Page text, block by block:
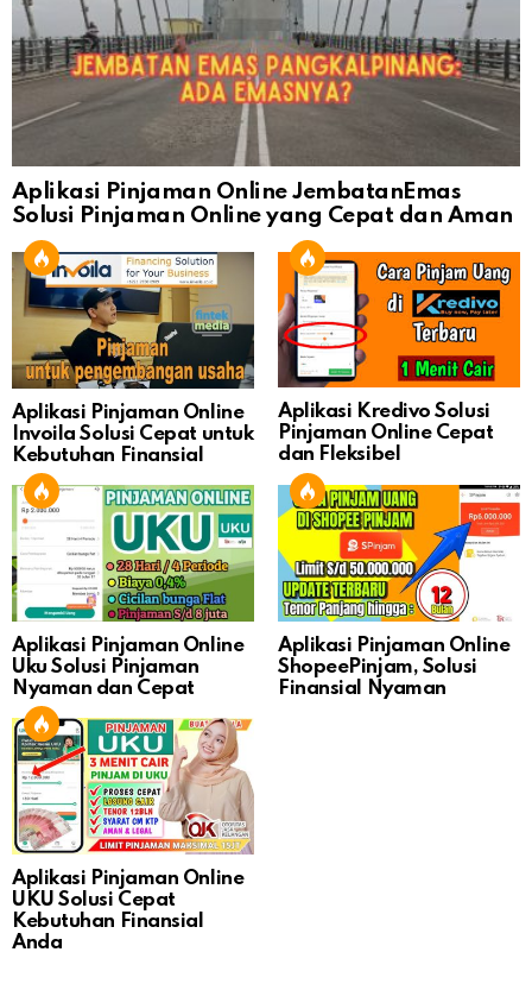
Aplikasi Pinjaman Online JembatanEmas
Solusi Pinjaman Online yang Cepat dan Aman
Aplikasi Pinjaman Online
Invoila Solusi Cepat untuk
Kebutuhan Finansial
Aplikasi Kredivo Solusi
Pinjaman Online Cepat
dan Fleksibel
Aplikasi Pinjaman Online
Uku Solusi Pinjaman
Nyaman dan Cepat
Aplikasi Pinjaman Online
ShopeePinjam, Solusi
Finansial Nyaman
Aplikasi Pinjaman Online
UKU Solusi Cepat
Kebutuhan Finansial
Anda